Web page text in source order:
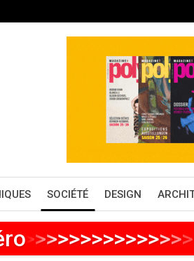
SOCIÉTÉ DESIGN
>>>>>>>>>>>>>>>